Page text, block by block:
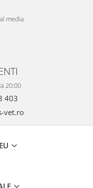
media
20:00
403
vet.ro